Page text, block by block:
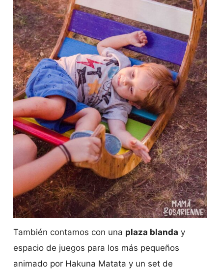
También contamos con una plaza blanda y
espacio de juegos para los más pequeños
animado por Hakuna Matata y un set de